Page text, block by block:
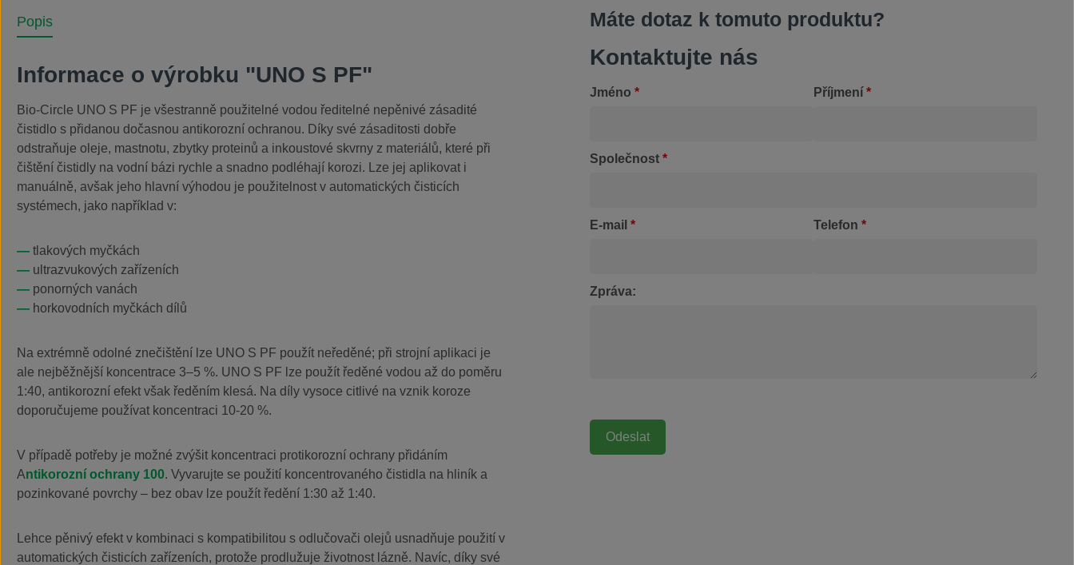
Popis
Informace o výrobku "UNO S PF"
Bio-Circle UNO S PF je všestranně použitelné vodou ředitelné nepěnivé zásadité
čistidlo s přidanou dočasnou antikorozní ochranou. Díky své zásaditosti dobře
odstraňuje oleje, mastnotu, zbytky proteinů a inkoustové skvrny z materiálů, které při
čištění čistidly na vodní bázi rychle a snadno podléhají korozi. Lze jej aplikovat i
manuálně, avšak jeho hlavní výhodou je použitelnost v automatických čisticích
systémech, jako například v:
tlakových myčkách
ultrazvukových zařízeních
ponorných vanách
horkovodních myčkách dílů
Na extrémně odolné znečištění lze UNO S PF použít neředěné; při strojní aplikaci je
ale nejběžnější koncentrace 3–5 %. UNO S PF lze použít ředěné vodou až do poměru
1:40, antikorozní efekt však ředěním klesá. Na díly vysoce citlivé na vznik koroze
doporučujeme používat koncentraci 10-20 %.
V případě potřeby je možné zvýšit koncentraci protikorozní ochrany přidáním
Antikorozní ochrany 100. Vyvarujte se použití koncentrovaného čistidla na hliník a
pozinkované povrchy – bez obav lze použít ředění 1:30 až 1:40.
Lehce pěnivý efekt v kombinaci s kompatibilitou s odlučovači olejů usnadňuje použití v
automatických čisticích zařízeních, protože prodlužuje životnost lázně. Navíc, díky své
Máte dotaz k tomuto produktu?
Kontaktujte nás
Jméno * Příjmení *
Společnost *
E-mail * Telefon *
Zpráva: